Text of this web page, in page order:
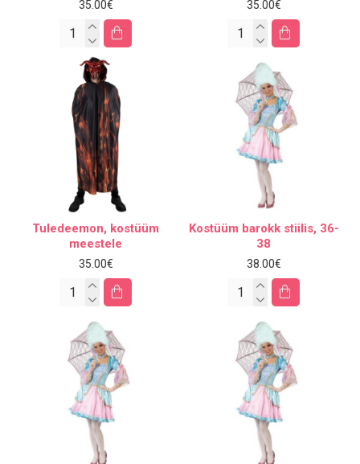
35.00€ 35.00€
Tuledeemon, kostüüm
meestele
35.00€
Kostüüm barokk stiilis, 36-
38
38.00€